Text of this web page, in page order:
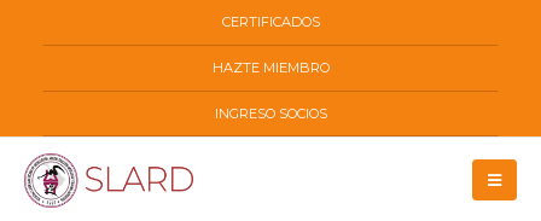
CERTIFICADOS
HAZTE MIEMBRO
INGRESO SOCIOS